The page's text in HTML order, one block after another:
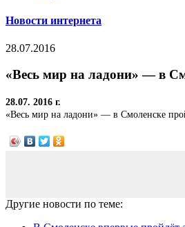
Новости интернета
28.07.2016
«Весь мир на ладони» — в
28.07. 2016 г.
«Весь мир на ладони» — в Смоленске
Другие новости по теме: